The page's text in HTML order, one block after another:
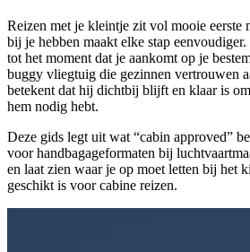
Reizen met je kleintje zit vol mooie eerste
bij je hebben maakt elke stap
tot het moment dat je aankomt op je
buggy vliegtuig die gezinnen vertrouwen
betekent dat hij dichtbij blijft en klaar is
hem nodig hebt.
Deze gids legt uit wat “cabin approved”
voor handbagageformaten bij
en laat zien waar je op moet letten bij het
geschikt is voor cabine reizen.